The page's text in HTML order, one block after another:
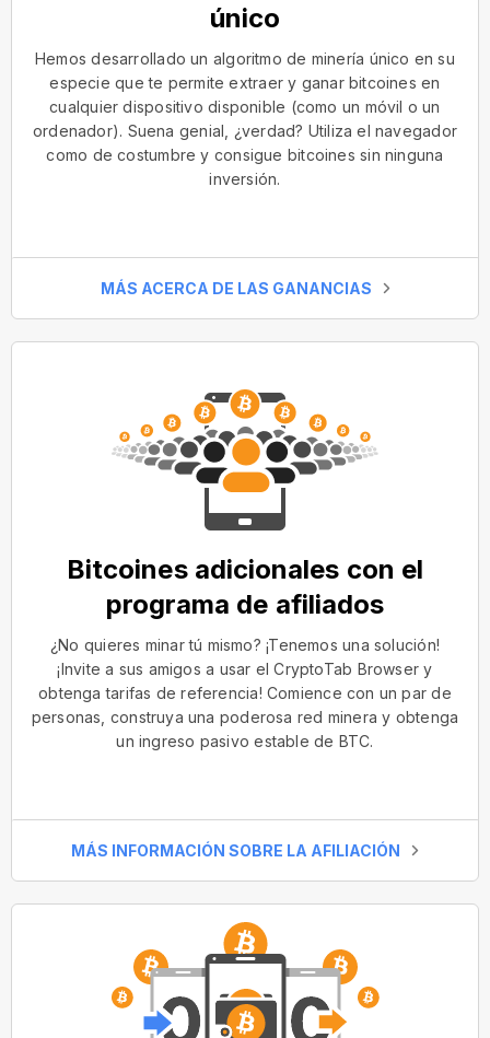
único
Hemos desarrollado un algoritmo de minería único en su
especie que te permite extraer y ganar bitcoines en
cualquier dispositivo disponible (como un móvil o un
ordenador). Suena genial, ¿verdad? Utiliza el navegador
como de costumbre y consigue bitcoines sin ninguna
inversión.
MÁS ACERCA DE LAS GANANCIAS
Bitcoines adicionales con el
programa de afiliados
¿No quieres minar tú mismo? ¡Tenemos una solución!
¡Invite a sus amigos a usar el CryptoTab Browser y
obtenga tarifas de referencia! Comience con un par de
personas, construya una poderosa red minera y obtenga
un ingreso pasivo estable de BTC.
MÁS INFORMACIÓN SOBRE LA AFILIACIÓN